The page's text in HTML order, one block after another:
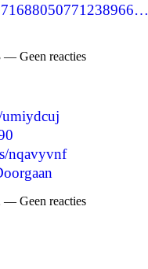
— Geen reacties
umiydcuj
nqavyvnf
— Geen reacties